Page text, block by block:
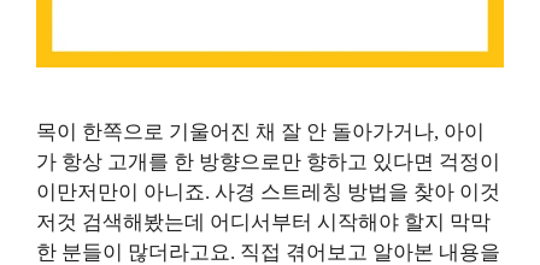
목이 한쪽으로 기울어진 채 잘 안 돌아가거나, 아이
가 항상 고개를 한 방향으로만 향하고 있다면 걱정이
이만저만이 아니죠. 사경 스트레칭 방법을 찾아 이것
저것 검색해봤는데 어디서부터 시작해야 할지 막막
한 분들이 많더라고요. 직접 겪어보고 알아본 내용을